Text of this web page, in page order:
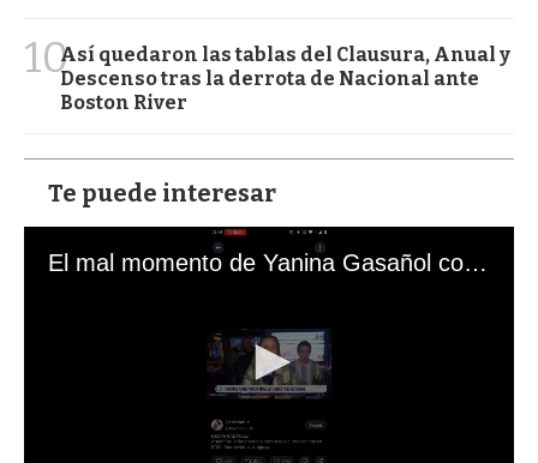
10Así quedaron las tablas del Clausura, Anual y
Descenso tras la derrota de Nacional ante
Boston River
Te puede interesar
El mal momento de Yanina Gasañol con un hincha argentino en "Subrayado"